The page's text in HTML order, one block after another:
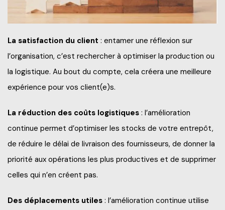
La satisfaction du client : entamer une réflexion sur
l’organisation, c’est rechercher à optimiser la production ou
la logistique. Au bout du compte, cela créera une meilleure
expérience pour vos client(e)s.
La réduction des coûts logistiques : l’amélioration
continue permet d’optimiser les stocks de votre entrepôt,
de réduire le délai de livraison des fournisseurs, de donner la
priorité aux opérations les plus productives et de supprimer
celles qui n’en créent pas.
Des déplacements utiles : l’amélioration continue utilise